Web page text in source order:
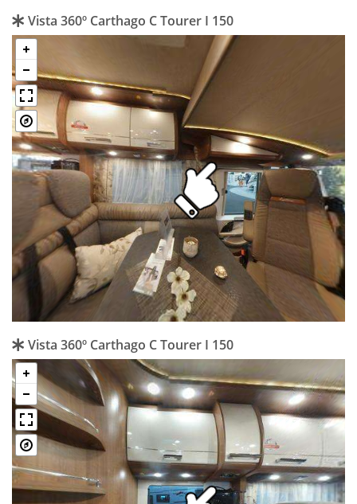
Vista 360º Carthago C Tourer I 150
Vista 360º Carthago C Tourer I 150